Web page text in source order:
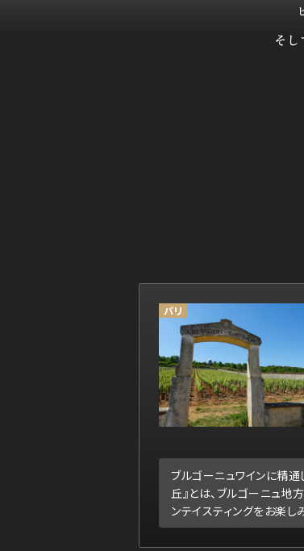
そ
パリ
ブルゴーニュワインに精
丘』とは、ブルゴーニュ地
ンテイスティングをお楽し